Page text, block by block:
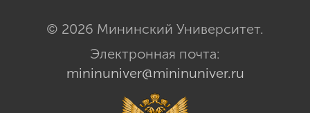
© 2026 Мининский Университет.
Электронная почта:
mininuniver@mininuniver.ru